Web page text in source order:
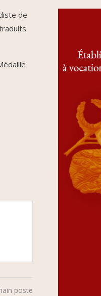
de
poste